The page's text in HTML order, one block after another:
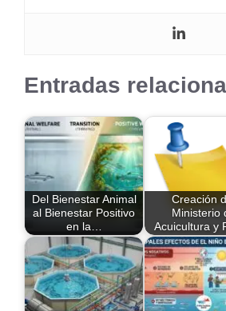
Entradas
Del Bienestar Animal
al Bienestar Positivo
en la…
Creación
Ministerio
Acuicultura y